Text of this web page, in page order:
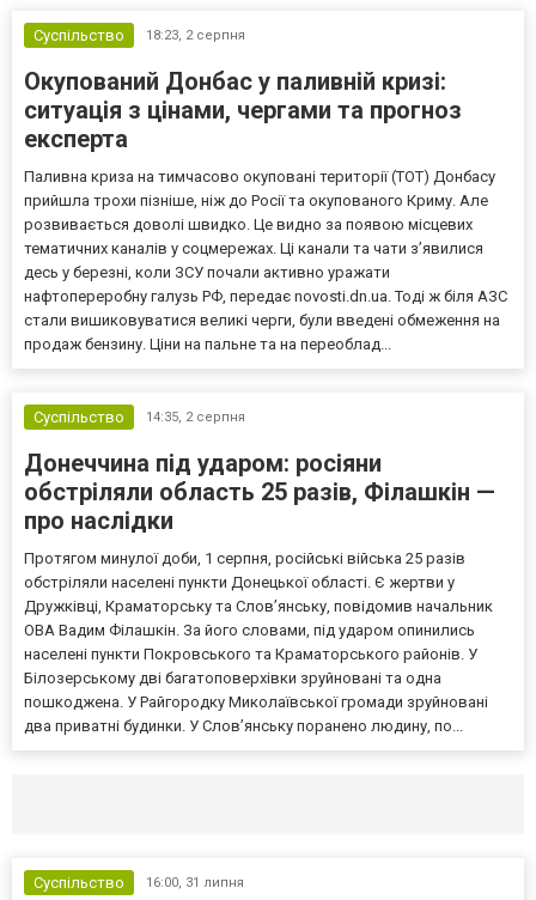
Суспільство 18:23, 2 серпня
Окупований Донбас у паливній кризі:
ситуація з цінами, чергами та прогноз
експерта
Паливна криза на тимчасово окуповані території (ТОТ) Донбасу
прийшла трохи пізніше, ніж до Росії та окупованого Криму. Але
розвивається доволі швидко. Це видно за появою місцевих
тематичних каналів у соцмережах. Ці канали та чати з’явилися
десь у березні, коли ЗСУ почали активно уражати
нафтопереробну галузь РФ, передає novosti.dn.ua. Тоді ж біля АЗС
стали вишиковуватися великі черги, були введені обмеження на
продаж бензину. Ціни на пальне та на переоблад...
Суспільство 14:35, 2 серпня
Донеччина під ударом: росіяни
обстріляли область 25 разів, Філашкін —
про наслідки
Протягом минулої доби, 1 серпня, російські війська 25 разів
обстріляли населені пункти Донецької області. Є жертви у
Дружківці, Краматорську та Слов’янську, повідомив начальник
ОВА Вадим Філашкін. За його словами, під ударом опинились
населені пункти Покровського та Краматорського районів. У
Білозерському дві багатоповерхівки зруйновані та одна
пошкоджена. У Райгородку Миколаївської громади зруйновані
два приватні будинки. У Слов’янську поранено людину, по...
Суспільство 16:00, 31 липня